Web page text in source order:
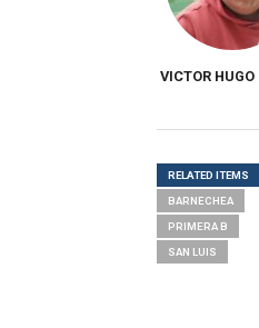
VICTOR HUGO
RELATED ITEMS
BARNECHEA
PRIMERA B
SAN LUIS